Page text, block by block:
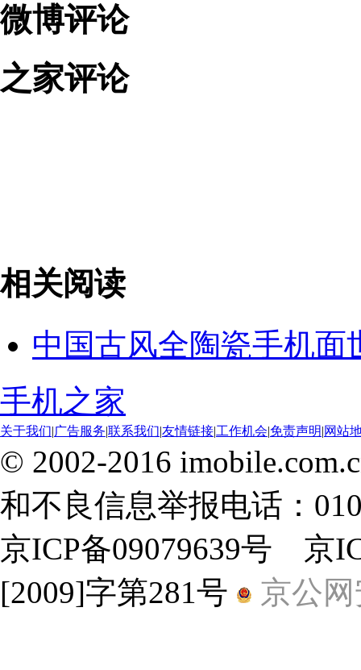
微博评论
之家评论
相关阅读
中国古风全陶瓷手机面
手机之家
关于我们|广告服务|联系我们|友情链接|工作机会|免责声明|网站
© 2002-2016
和不良信息举报电话：
京ICP备09079639号 京
[2009]字第281号
京公网